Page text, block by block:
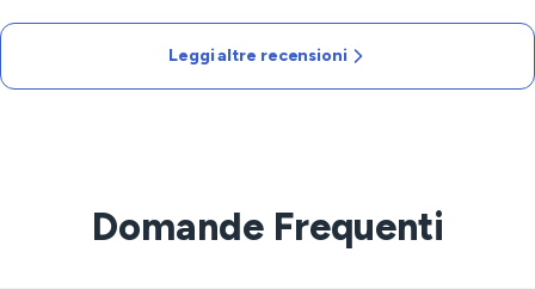
Leggi altre recensioni
Domande Frequenti